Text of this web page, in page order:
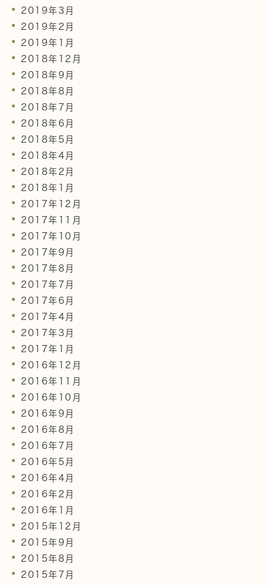
2019年3月
2019年2月
2019年1月
2018年12月
2018年9月
2018年8月
2018年7月
2018年6月
2018年5月
2018年4月
2018年2月
2018年1月
2017年12月
2017年11月
2017年10月
2017年9月
2017年8月
2017年7月
2017年6月
2017年4月
2017年3月
2017年1月
2016年12月
2016年11月
2016年10月
2016年9月
2016年8月
2016年7月
2016年5月
2016年4月
2016年2月
2016年1月
2015年12月
2015年9月
2015年8月
2015年7月